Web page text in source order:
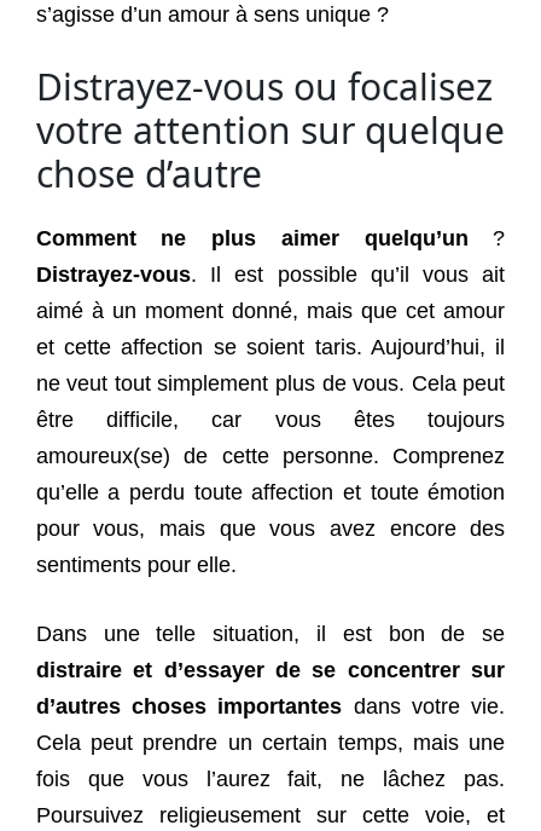
s’agisse d’un amour à sens unique ?
Distrayez-vous ou focalisez
votre attention sur quelque
chose d’autre
Comment ne plus aimer quelqu’un ?
Distrayez-vous. Il est possible qu’il vous ait
aimé à un moment donné, mais que cet amour
et cette affection se soient taris. Aujourd’hui, il
ne veut tout simplement plus de vous. Cela peut
être difficile, car vous êtes toujours
amoureux(se) de cette personne. Comprenez
qu’elle a perdu toute affection et toute émotion
pour vous, mais que vous avez encore des
sentiments pour elle.
Dans une telle situation, il est bon de se
distraire et d’essayer de se concentrer sur
d’autres choses importantes dans votre vie.
Cela peut prendre un certain temps, mais une
fois que vous l’aurez fait, ne lâchez pas.
Poursuivez religieusement sur cette voie, et